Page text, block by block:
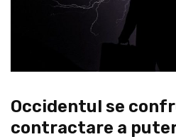
Occidentul se
contractare a